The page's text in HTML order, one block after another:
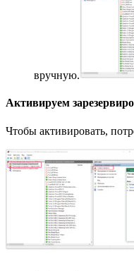
вручную.
Активируем
Чтобы активировать,